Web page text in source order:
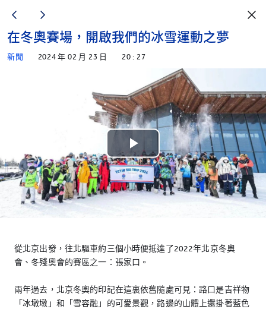
在冬奧賽場，開啟我們的冰雪運動之夢
新聞 2024 年 02 月 23 日 20 : 27
Play
Video
從北京出發，往北驅車約三個小時便抵達了2022年北京冬奧
會、冬殘奧會的賽區之一：張家口。
兩年過去，北京冬奧的印記在這裏依舊隨處可見：路口是吉祥物
「冰墩墩」和「雪容融」的可愛景觀，路邊的山體上還掛著藍色